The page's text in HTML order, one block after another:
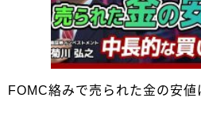
FOMC絡みで売られた金の安